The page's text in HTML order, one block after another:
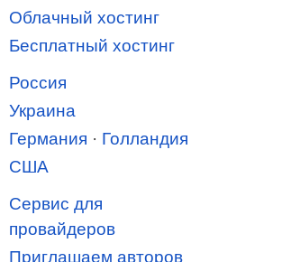
Облачный хостинг
Бесплатный хостинг
Россия
Украина
Германия · Голландия
США
Сервис для
провайдеров
Приглашаем авторов